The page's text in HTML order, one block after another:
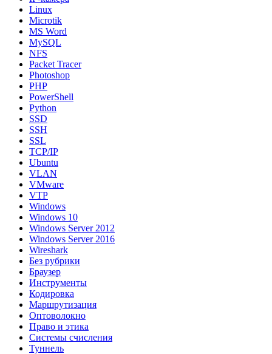
Linux
Microtik
MS Word
MySQL
NFS
Packet Tracer
Photoshop
PHP
PowerShell
Python
SSD
SSH
SSL
TCP/IP
Ubuntu
VLAN
VMware
VTP
Windows
Windows 10
Windows Server 2012
Windows Server 2016
Wireshark
Без рубрики
Браузер
Инструменты
Кодировка
Маршрутизация
Оптоволокно
Право и этика
Системы счисления
Туннель